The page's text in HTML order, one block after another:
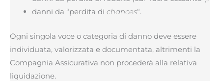
danni da “perdita di chances“.
Ogni singola voce o categoria di danno deve essere
individuata, valorizzata e documentata, altrimenti la
Compagnia Assicurativa non procederà alla relativa
liquidazione.